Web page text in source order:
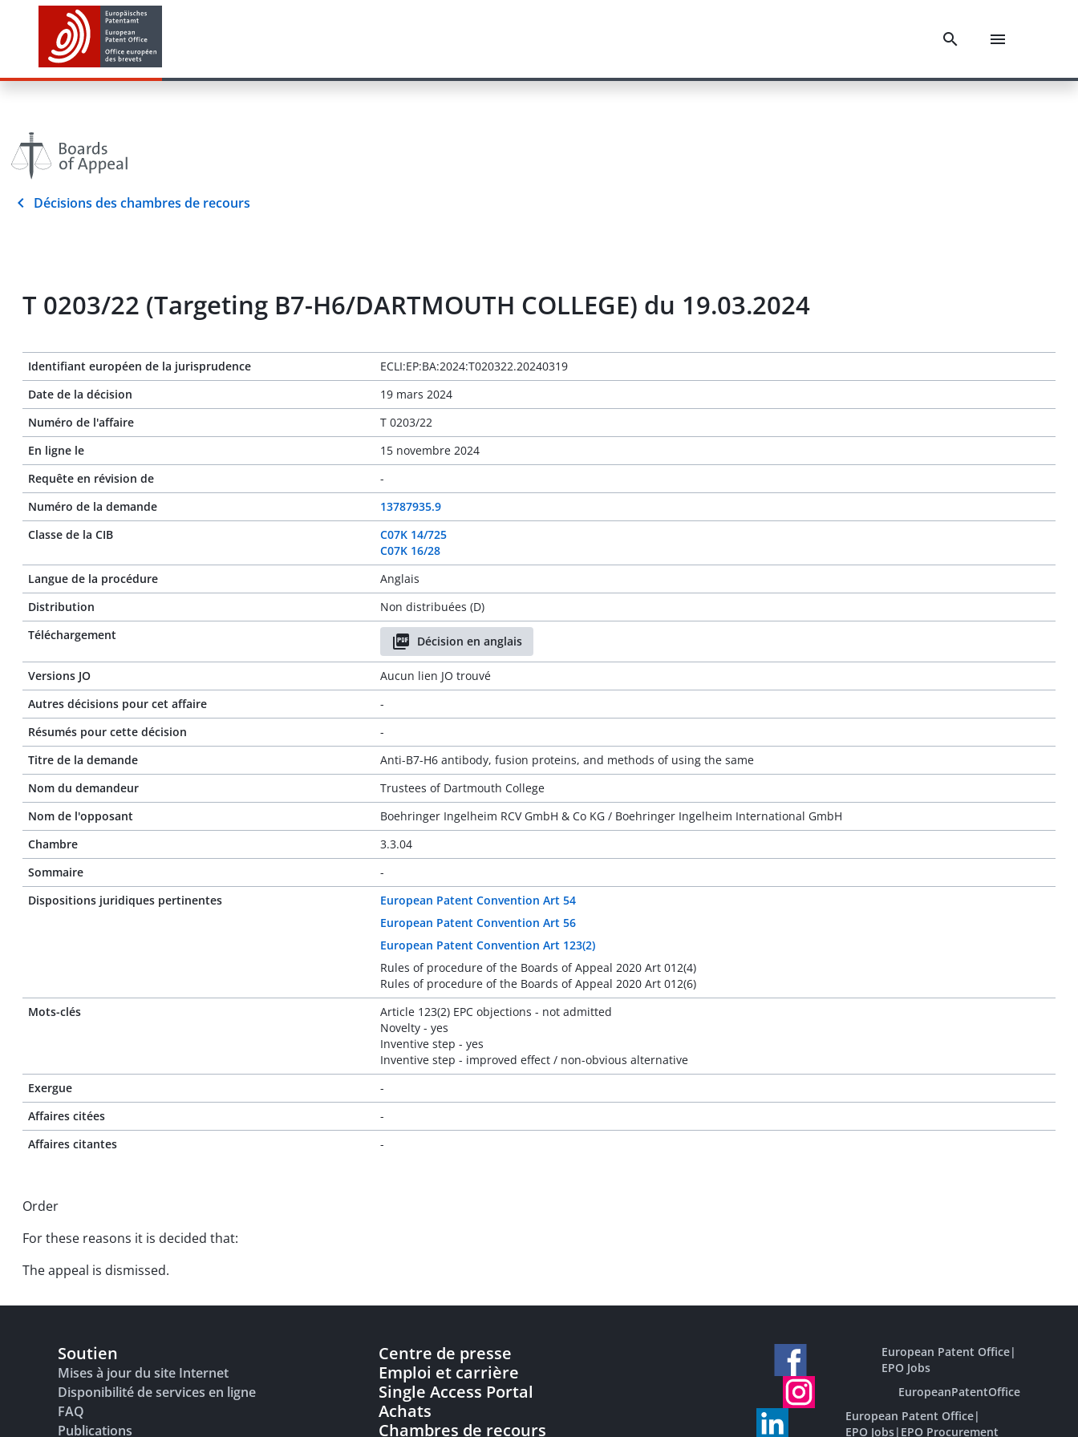
Décisions des chambres de recours
T 0203/22 (Targeting B7-H6/DARTMOUTH COLLEGE) du 19.03.2024
Identifiant européen de la jurisprudence
ECLI:EP:BA:2024:T020322.20240319
Date de la décision
19 mars 2024
Numéro de l'affaire
T 0203/22
En ligne le
15 novembre 2024
Requête en révision de
-
Numéro de la demande
13787935.9
Classe de la CIB
C07K 14/725
C07K 16/28
Langue de la procédure
Anglais
Distribution
Non distribuées (D)
Téléchargement
Décision en anglais
Versions JO
Aucun lien JO trouvé
Autres décisions pour cet affaire
-
Résumés pour cette décision
-
Titre de la demande
Anti-B7-H6 antibody, fusion proteins, and methods of using the same
Nom du demandeur
Trustees of Dartmouth College
Nom de l'opposant
Boehringer Ingelheim RCV GmbH & Co KG / Boehringer Ingelheim International GmbH
Chambre
3.3.04
Sommaire
-
Dispositions juridiques pertinentes
European Patent Convention Art 54
European Patent Convention Art 56
European Patent Convention Art 123(2)
Rules of procedure of the Boards of Appeal 2020 Art 012(4)
Rules of procedure of the Boards of Appeal 2020 Art 012(6)
Mots-clés
Article 123(2) EPC objections - not admitted
Novelty - yes
Inventive step - yes
Inventive step - improved effect / non-obvious alternative
Exergue
-
Affaires citées
-
Affaires citantes
-
Order
For these reasons it is decided that:
The appeal is dismissed.
Soutien
Mises à jour du site Internet
Disponibilité de services en ligne
FAQ
Publications
Centre de presse
Emploi et carrière
Single Access Portal
Achats
Chambres de recours
European Patent Office|
EPO Jobs
EuropeanPatentOffice
European Patent Office|
EPO Jobs| EPO Procurement